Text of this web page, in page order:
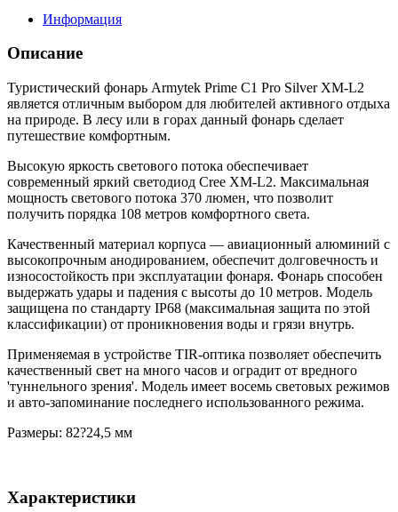
Информация
Описание
Туристический фонарь Armytek Prime C1 Pro Silver XM-L2
является отличным выбором для любителей активного отдыха
на природе. В лесу или в горах данный фонарь сделает
путешествие комфортным.
Высокую яркость светового потока обеспечивает
современный яркий светодиод Cree XM-L2. Максимальная
мощность светового потока 370 люмен, что позволит
получить порядка 108 метров комфортного света.
Качественный материал корпуса — авиационный алюминий с
высокопрочным анодированием, обеспечит долговечность и
износостойкость при эксплуатации фонаря. Фонарь способен
выдержать удары и падения с высоты до 10 метров. Модель
защищена по стандарту IP68 (максимальная защита по этой
классификации) от проникновения воды и грязи внутрь.
Применяемая в устройстве TIR-оптика позволяет обеспечить
качественный свет на много часов и оградит от вредного
'туннельного зрения'. Модель имеет восемь световых режимов
и авто-запоминание последнего использованного режима.
Размеры: 82?24,5 мм
Характеристики